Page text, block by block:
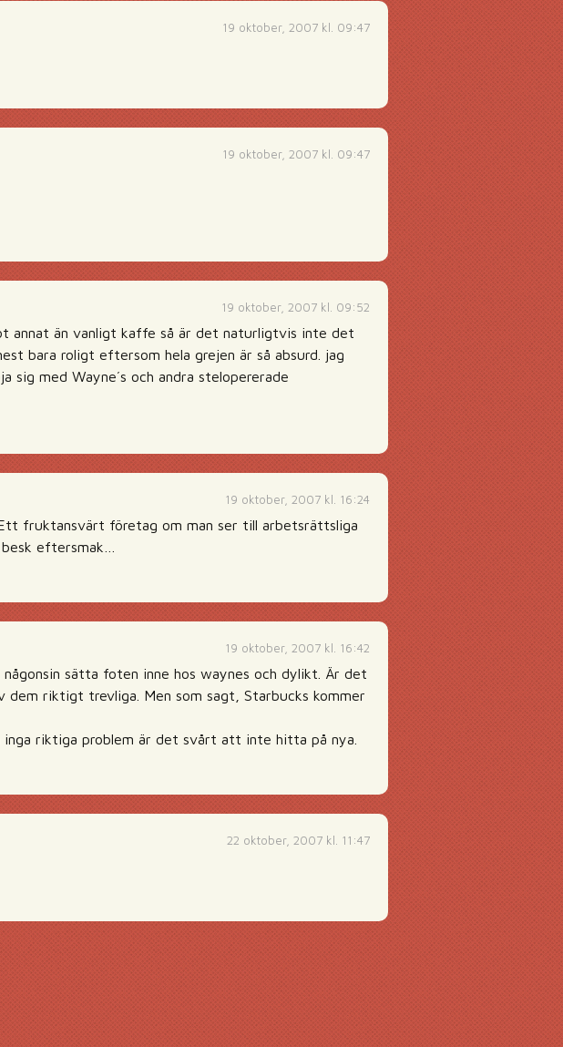
19 oktober, 2007 kl. 09:47
19 oktober, 2007 kl. 09:47
19 oktober, 2007 kl. 09:52
annat än vanligt kaffe så är det naturligtvis inte det
bara roligt eftersom hela grejen är så absurd. jag
sig med Wayne´s och andra stelopererade
19 oktober, 2007 kl. 16:24
fruktansvärt företag om man ser till arbetsrättsliga
eftersmak…
19 oktober, 2007 kl. 16:42
sätta foten inne hos waynes och dylikt. Är det
riktigt trevliga. Men som sagt, Starbucks kommer
riktiga problem är det svårt att inte hitta på nya.
22 oktober, 2007 kl. 11:47